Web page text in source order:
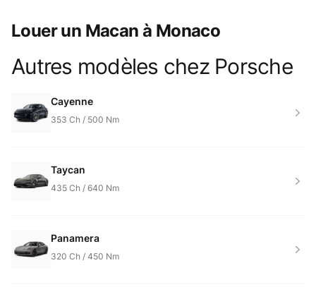
Louer un Macan à Monaco
Product information
Autres modèles chez Porsche
Cayenne
353 Ch / 500 Nm
Taycan
435 Ch / 640 Nm
Panamera
320 Ch / 450 Nm